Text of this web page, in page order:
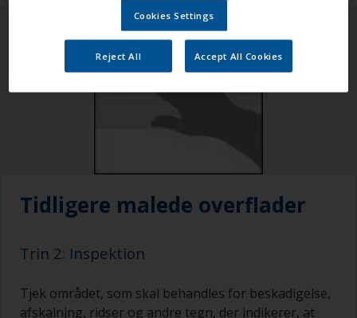
Tidligere malede overflader
Trin 2: Inspektion
Tjek området, som skal behandles for beskadigelse,
afskalning, ridser og andre tegn, der indikerer, at
Cookies Settings
Reject All Accept All Cookies